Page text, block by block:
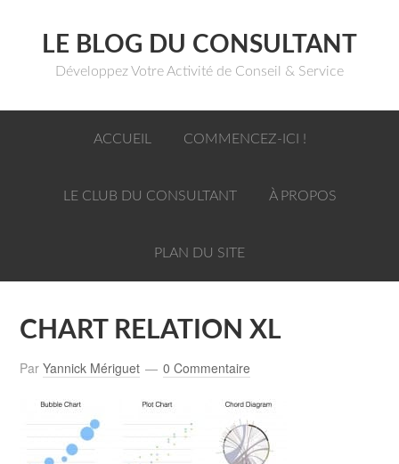
LE BLOG DU CONSULTANT
Développez Votre Activité de Conseil & Service
ACCUEIL COMMENCEZ-ICI !
LE CLUB DU CONSULTANT À PROPOS
PLAN DU SITE
CHART RELATION XL
ParYannick Mériguet 0 Commentaire